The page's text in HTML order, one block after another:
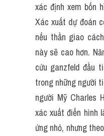
xác định xem bốn
Xác xuất dự đoán
nếu thần giao
này sẽ cao hơn.
cứu ganzfeld đầu
trong những người
người Mỹ Charles
xác xuất điển hình
ứng nhỏ, nhưng